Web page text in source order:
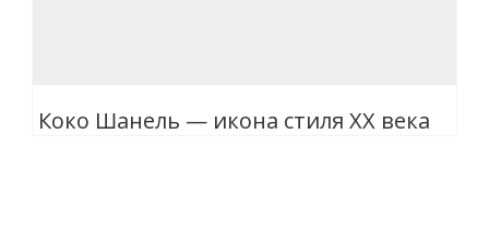
Коко Шанель — икона стиля XX века